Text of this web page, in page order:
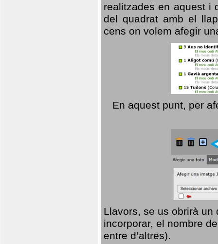
realitzades en aquest i
del quadrat amb el
cens on volem afegir
En aquest punt, per
Llavors, se us obrirà
incorporar, el nombre
entre d’altres).